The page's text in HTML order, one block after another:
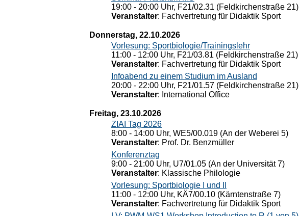
19:00 - 20:00 Uhr, F21/02.31 (Feldkirchenstraße 21)
Veranstalter: Fachvertretung für Didaktik Sport
Donnerstag, 22.10.2026
Vorlesung: Sportbiologie/Trainingslehr
11:00 - 12:00 Uhr, F21/03.81 (Feldkirchenstraße 21)
Veranstalter: Fachvertretung für Didaktik Sport
Infoabend zu einem Studium im Ausland
20:00 - 22:00 Uhr, F21/01.57 (Feldkirchenstraße 21)
Veranstalter: International Office
Freitag, 23.10.2026
ZIAI Tag 2026
8:00 - 14:00 Uhr, WE5/00.019 (An der Weberei 5)
Veranstalter: Prof. Dr. Benzmüller
Konferenztag
9:00 - 21:00 Uhr, U7/01.05 (An der Universität 7)
Veranstalter: Klassische Philologie
Vorlesung: Sportbiologie I und II
11:00 - 12:00 Uhr, KÄ7/00.10 (Kärntenstraße 7)
Veranstalter: Fachvertretung für Didaktik Sport